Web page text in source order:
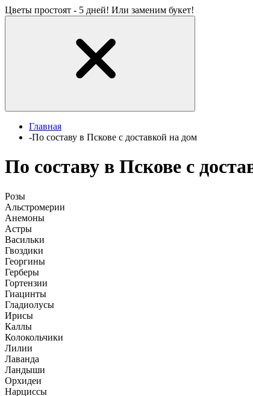
Цветы простоят - 5 дней! Или заменим букет!
Главная
-По составу в Пскове с доставкой на дом
По составу в Пскове с
Розы
Альстромерии
Анемоны
Астры
Васильки
Гвоздики
Георгины
Герберы
Гортензии
Гиацинты
Гладиолусы
Ирисы
Каллы
Колокольчики
Лилии
Лаванда
Ландыши
Орхидеи
Нарциссы